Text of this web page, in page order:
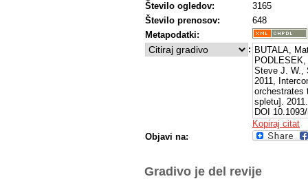
Število ogledov:
3165
Število prenosov:
648
Metapodatki:
: BUTALA,
Steve J. W.,
2011,
orchestrates
spletu].
DOI
https://
Kopiraj citat
Objavi na:
Gradivo je del revije